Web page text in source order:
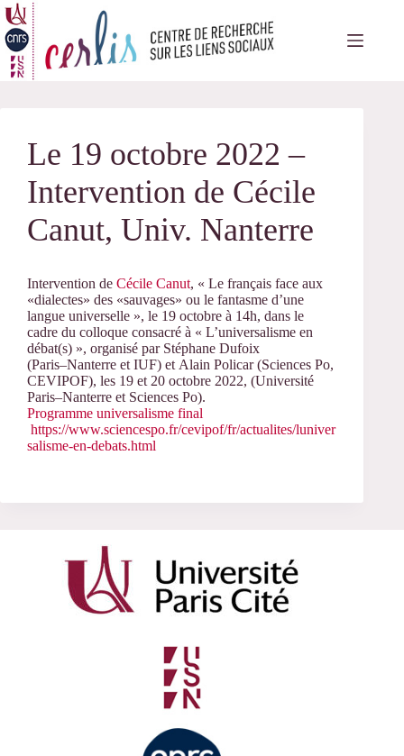
Passer
au
contenu
Le 19 octobre 2022 –
Intervention de Cécile
Canut, Univ. Nanterre
Intervention de Cécile Canut, « Le français face aux
«dialectes» des «sauvages» ou le fantasme d’une
langue universelle », le 19 octobre à 14h, dans le
cadre du colloque consacré à « L’universalisme en
débat(s) », organisé par Stéphane Dufoix
(Paris–Nanterre et IUF) et Alain Policar (Sciences Po,
CEVIPOF), les 19 et 20 octobre 2022, (Université
Paris–Nanterre et Sciences Po).
Programme universalisme final
https://www.sciencespo.fr/cevipof/fr/actualites/luniver
salisme-en-debats.html